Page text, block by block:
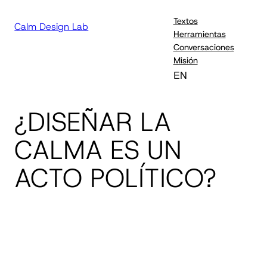
Calm Design Lab
Textos
Herramientas
Conversaciones
Misión
EN
¿DISEÑAR LA
CALMA ES UN
ACTO POLÍTICO?